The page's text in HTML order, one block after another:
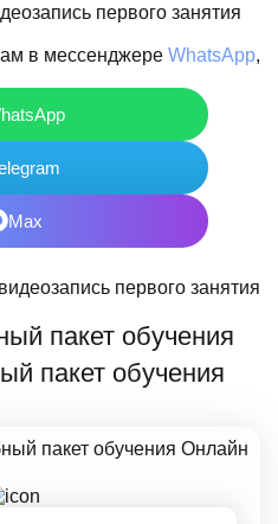
первого занятия
в мессенджере WhatsApp,
Max
пакет обучения